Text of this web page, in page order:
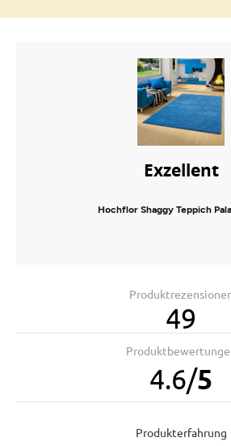
Exzellent
Hochflor Shaggy Teppich
49
4.6/5
Produkterfahrung